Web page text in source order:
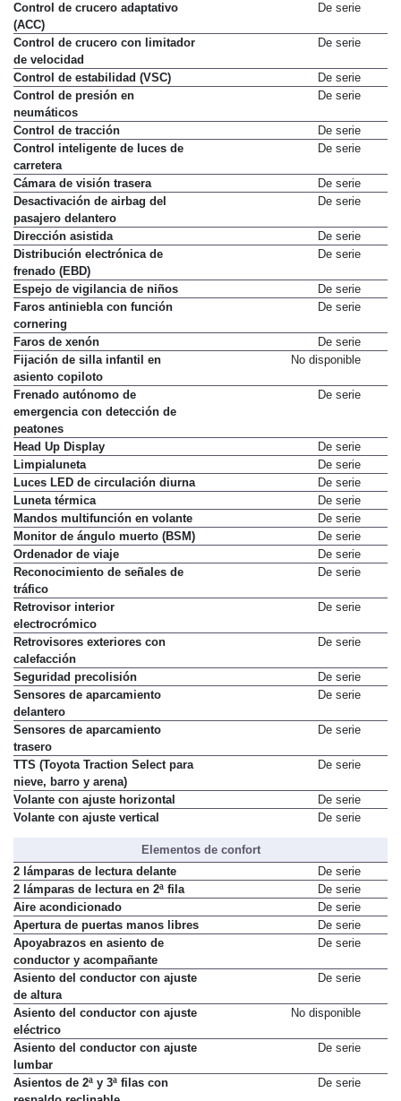
Control de crucero adaptativo
(ACC)
De serie
Control de crucero con limitador
de velocidad
De serie
Control de estabilidad (VSC)
De serie
Control de presión en
neumáticos
De serie
Control de tracción
De serie
Control inteligente de luces de
carretera
De serie
Cámara de visión trasera
De serie
Desactivación de airbag del
pasajero delantero
De serie
Dirección asistida
De serie
Distribución electrónica de
frenado (EBD)
De serie
Espejo de vigilancia de niños
De serie
Faros antiniebla con función
cornering
De serie
Faros de xenón
De serie
Fijación de silla infantil en
asiento copiloto
No disponible
Frenado autónomo de
emergencia con detección de
peatones
De serie
Head Up Display
De serie
Limpialuneta
De serie
Luces LED de circulación diurna
De serie
Luneta térmica
De serie
Mandos multifunción en volante
De serie
Monitor de ángulo muerto (BSM)
De serie
Ordenador de viaje
De serie
Reconocimiento de señales de
tráfico
De serie
Retrovisor interior
electrocrómico
De serie
Retrovisores exteriores con
calefacción
De serie
Seguridad precolisión
De serie
Sensores de aparcamiento
delantero
De serie
Sensores de aparcamiento
trasero
De serie
TTS (Toyota Traction Select para
nieve, barro y arena)
De serie
Volante con ajuste horizontal
De serie
Volante con ajuste vertical
De serie
Elementos de confort
2 lámparas de lectura delante
De serie
2 lámparas de lectura en 2ª fila
De serie
Aire acondicionado
De serie
Apertura de puertas manos libres
De serie
Apoyabrazos en asiento de
conductor y acompañante
De serie
Asiento del conductor con ajuste
de altura
De serie
Asiento del conductor con ajuste
eléctrico
No disponible
Asiento del conductor con ajuste
lumbar
De serie
Asientos de 2ª y 3ª filas con
De serie